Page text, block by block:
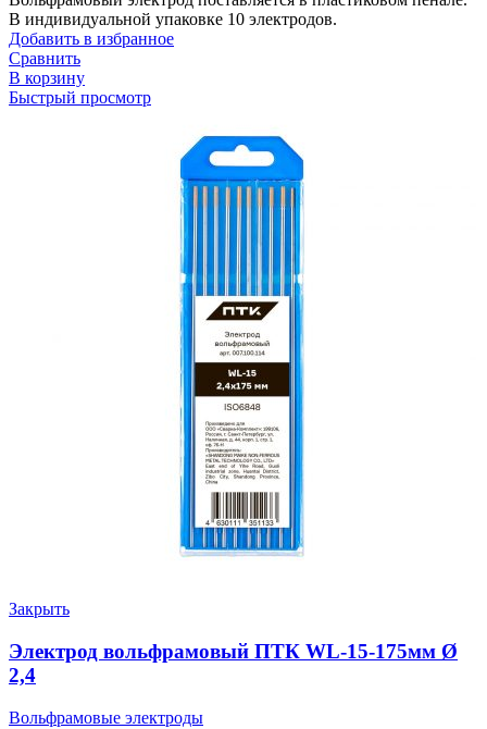
В индивидуальной упаковке 10 электродов.
Добавить в избранное
Сравнить
В корзину
Быстрый просмотр
Закрыть
Электрод вольфрамовый ПТК WL-15-175мм Ø
2,4
Вольфрамовые электроды